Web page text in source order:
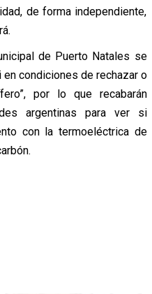
de forma independiente,
de Puerto Natales se
condiciones de rechazar o
por lo que recabarán
argentinas para ver si
con la termoeléctrica de